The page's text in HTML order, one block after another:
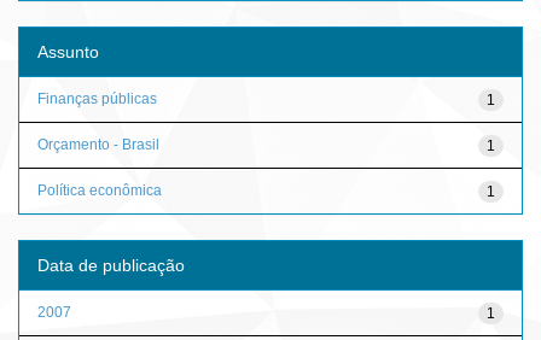
Assunto
1
Finanças públicas
1
Orçamento - Brasil
1
Política econômica
Data de publicação
1
2007